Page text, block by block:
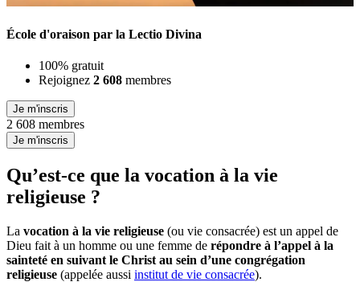
École d'oraison par la Lectio Divina
100% gratuit
Rejoignez 2 608 membres
Je m'inscris
2 608 membres
Je m'inscris
Qu’est-ce que la vocation à la vie
religieuse ?
La vocation à la vie religieuse (ou vie consacrée) est un appel de
Dieu fait à un homme ou une femme de répondre à l’appel à la
sainteté en suivant le Christ au sein d’une congrégation
religieuse (appelée aussi institut de vie consacrée).